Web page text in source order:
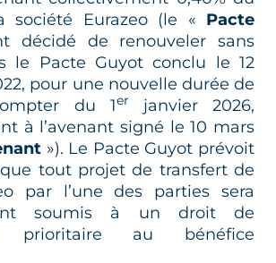
société Eurazeo (le « Pacte
décidé de renouveler sans
le Pacte Guyot conclu le 12
pour une nouvelle durée de
du 1er
janvier 2026,
à l’avenant signé le 10 mars
»). Le Pacte Guyot prévoit
tout projet de transfert de
par l’une des parties sera
soumis à un droit de
prioritaire au bénéfice